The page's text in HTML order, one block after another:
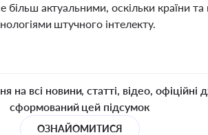
актуальними, оскільки країни
штучного інтелекту.
на всі новини, статті, відео, офіційні
сформований цей підсумок
ОЗНАЙОМИТИСЯ